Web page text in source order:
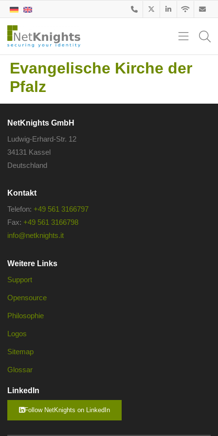
Evangelische Kirche der
Pfalz
NetKnights GmbH
Ludwig-Erhard-Str. 12
34131 Kassel
Deutschland
Kontakt
Telefon: +49 561 3166797
Fax: +49 561 3166798
info@netknights.it
Weitere Links
Support
Opensource
Philosophie
Logos
Sitemap
Glossar
LinkedIn
Follow NetKnights on LinkedIn